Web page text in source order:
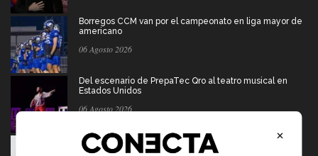
Borregos CCM van por el campeonato en liga mayor de
americano
06 Agosto 2026
Del escenario de PrepaTec Qro al teatro musical en
Estados Unidos
06 Agosto 2026
Tec y UT Austin buscan "devolver la voz" a
hispanohablantes con afasia
×